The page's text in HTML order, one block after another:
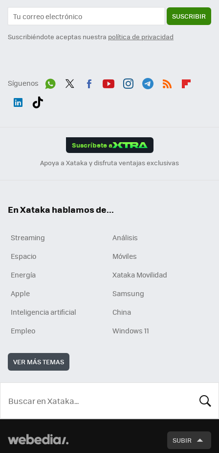
SUSCRIBIR
Suscribiéndote aceptas nuestra política de privacidad
Síguenos
Suscríbete a
Apoya a Xataka y disfruta ventajas exclusivas
En Xataka hablamos de...
Streaming
Análisis
Espacio
Móviles
Energía
Xataka Movilidad
Apple
Samsung
Inteligencia artificial
China
Empleo
Windows 11
VER MÁS TEMAS
SUBIR